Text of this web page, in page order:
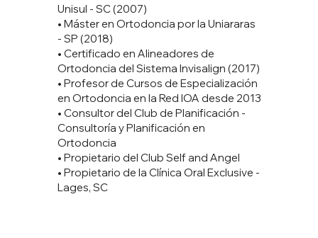
Unisul - SC (2007)
• Máster en Ortodoncia por la Uniararas
- SP (2018)
• Certificado en Alineadores de
Ortodoncia del Sistema Invisalign (2017)
• Profesor de Cursos de Especialización
en Ortodoncia en la Red IOA desde 2013
• Consultor del Club de Planificación -
Consultoría y Planificación en
Ortodoncia
• Propietario del Club Self and Angel
• Propietario de la Clínica Oral Exclusive -
Lages, SC